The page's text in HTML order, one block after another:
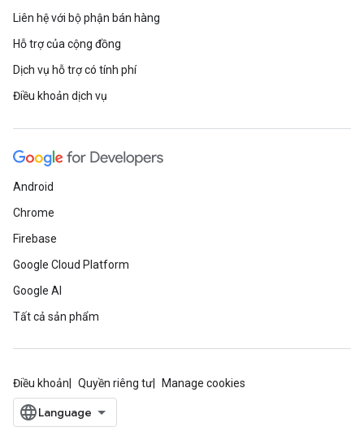
Liên hệ với bộ phận bán hàng
Hỗ trợ của cộng đồng
Dịch vụ hỗ trợ có tính phí
Điều khoản dịch vụ
Android
Chrome
Firebase
Google Cloud Platform
Google AI
Tất cả sản phẩm
Điều khoản Quyền riêng tư Manage cookies